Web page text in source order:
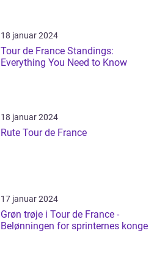
18 januar 2024
Tour de France Standings:
Everything You Need to Know
18 januar 2024
Rute Tour de France
17 januar 2024
Grøn trøje i Tour de France -
Belønningen for sprinternes konge